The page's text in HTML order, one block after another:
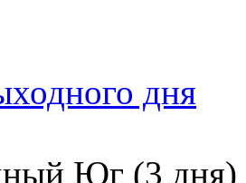
дня
Юг (3 дня)